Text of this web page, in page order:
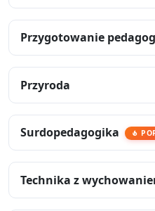
Przygotowanie
Przyroda
Surdopedagogika
Technika z